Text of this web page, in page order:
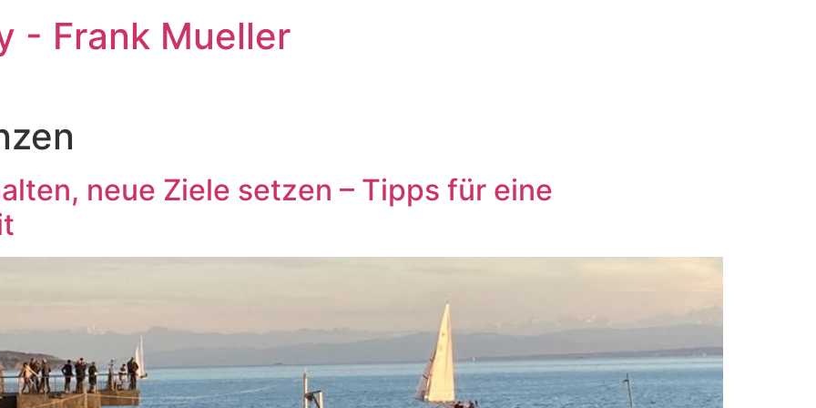
- Frank Mueller
neue Ziele setzen – Tipps für eine